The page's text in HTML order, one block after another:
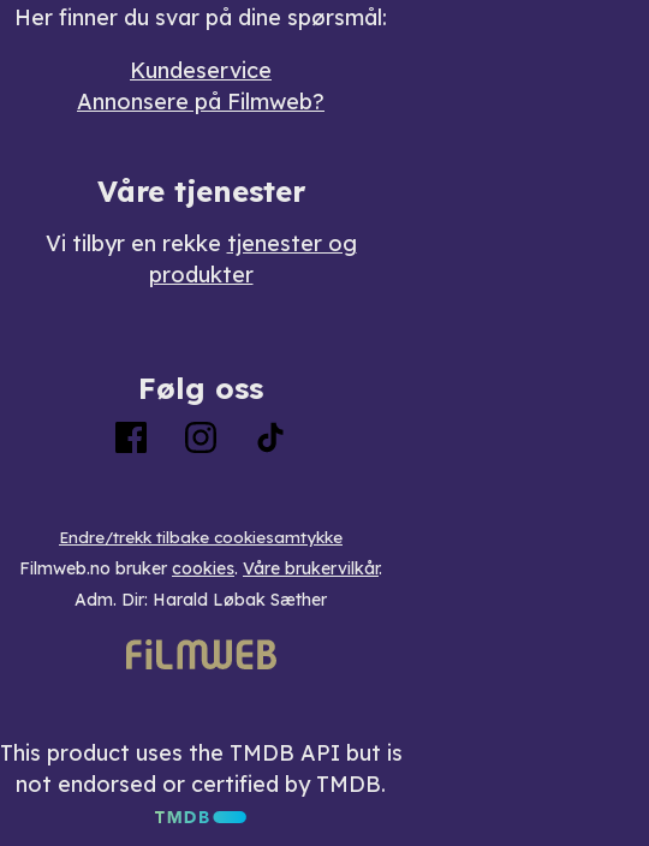
Her finner du svar på dine spørsmål:
Kundeservice
Annonsere på Filmweb?
Våre tjenester
Vi tilbyr en rekke tjenester og
produkter
Følg oss
Endre/trekk tilbake cookiesamtykke
Filmweb.no bruker cookies. Våre brukervilkår.
Adm. Dir: Harald Løbak Sæther
This product uses the TMDB API but is
not endorsed or certified by TMDB.